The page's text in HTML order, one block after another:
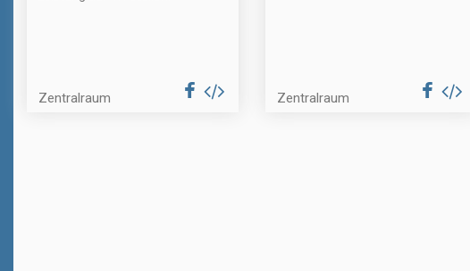
Zentralraum Zentralraum